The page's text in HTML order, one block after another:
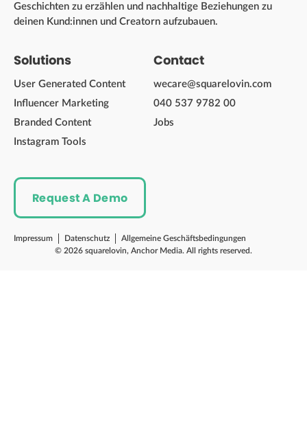
Geschichten zu erzählen und nachhaltige Beziehungen zu
deinen Kund:innen und Creatorn aufzubauen.
Solutions
User Generated Content
Influencer Marketing
Branded Content
Instagram Tools
Contact
wecare@squarelovin.com
040 537 9782 00
Jobs
© 2026 squarelovin, Anchor Media. All rights reserved.
Impressum Datenschutz Allgemeine Geschäftsbedingungen
Request A Demo